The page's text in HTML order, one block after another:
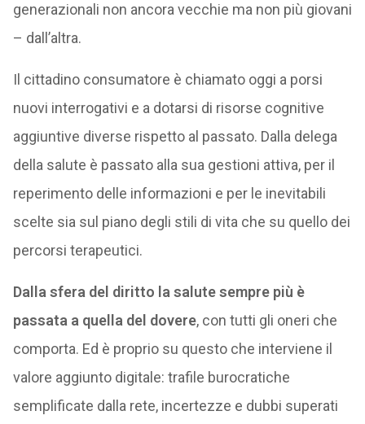
generazionali non ancora vecchie ma non più giovani
– dall’altra.
Il cittadino consumatore è chiamato oggi a porsi
nuovi interrogativi e a dotarsi di risorse cognitive
aggiuntive diverse rispetto al passato. Dalla delega
della salute è passato alla sua gestioni attiva, per il
reperimento delle informazioni e per le inevitabili
scelte sia sul piano degli stili di vita che su quello dei
percorsi terapeutici.
Dalla sfera del diritto la salute sempre più è
passata a quella del dovere, con tutti gli oneri che
comporta. Ed è proprio su questo che interviene il
valore aggiunto digitale: trafile burocratiche
semplificate dalla rete, incertezze e dubbi superati